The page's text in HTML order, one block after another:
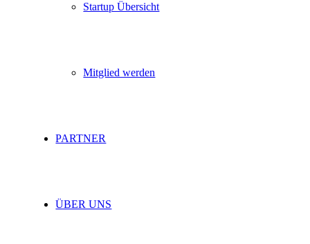
Startup Übersicht
Mitglied werden
PARTNER
ÜBER UNS